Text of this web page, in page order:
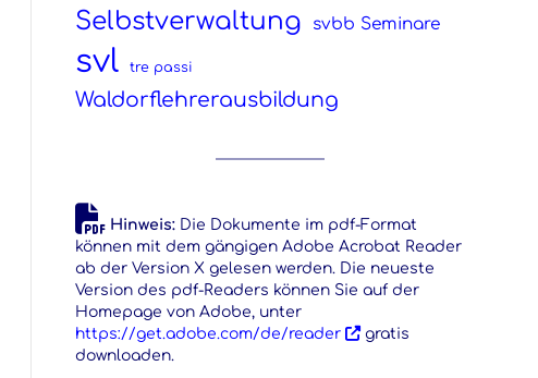
Selbstverwaltung svbb Seminare
svl tre passi
Waldorflehrerausbildung
Hinweis: Die Dokumente im pdf-Format
können mit dem gängigen Adobe Acrobat Reader
ab der Version X gelesen werden. Die neueste
Version des pdf-Readers können Sie auf der
Homepage von Adobe, unter
https://get.adobe.com/de/reader
gratis
downloaden.